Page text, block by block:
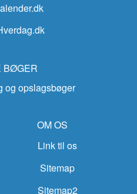
BØGER
og opslagsbøger
OM OS
Link til os
Sitemap
Sitemap2